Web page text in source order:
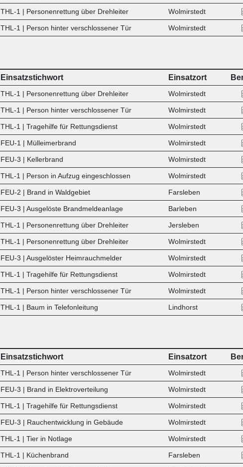
THL-1 | Personenrettung über Drehleiter Wolmirstedt
THL-1 | Person hinter verschlossener Tür Wolmirstedt
Einsatzstichwort Einsatzort
THL-1 | Personenrettung über Drehleiter Wolmirstedt
THL-1 | Person hinter verschlossener Tür Wolmirstedt
THL-1 | Tragehilfe für Rettungsdienst Wolmirstedt
FEU-1 | Mülleimerbrand Wolmirstedt
FEU-3 | Kellerbrand Wolmirstedt
THL-1 | Person in Aufzug eingeschlossen Wolmirstedt
FEU-2 | Brand in Waldgebiet Farsleben
FEU-3 | Ausgelöste Brandmeldeanlage Barleben
THL-1 | Personenrettung über Drehleiter Jersleben
THL-1 | Personenrettung über Drehleiter Wolmirstedt
FEU-3 | Ausgelöster Heimrauchmelder Wolmirstedt
THL-1 | Tragehilfe für Rettungsdienst Wolmirstedt
THL-1 | Person hinter verschlossener Tür Wolmirstedt
THL-1 | Baum in Telefonleitung Lindhorst
Einsatzstichwort Einsatzort
THL-1 | Person hinter verschlossener Tür Wolmirstedt
FEU-3 | Brand in Elektroverteilung Wolmirstedt
THL-1 | Tragehilfe für Rettungsdienst Wolmirstedt
FEU-3 | Rauchentwicklung in Gebäude Wolmirstedt
THL-1 | Tier in Notlage Wolmirstedt
THL-1 | Küchenbrand Farsleben